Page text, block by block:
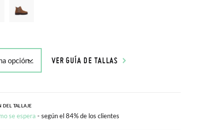
VER GUÍA DE TALLAS
DEL TALLAJE
se espera - según el 84% de los clientes